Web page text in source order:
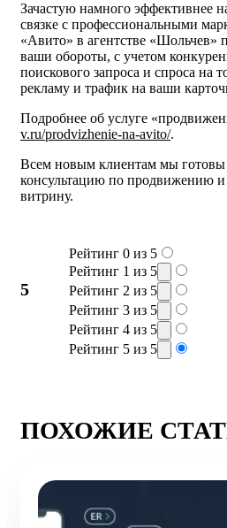
Зачастую намного эффективнее
связке с профессиональными
«Авито» в агентстве «Шольчев»
ваши обороты, с учетом
поискового запроса и спроса на
рекламу и трафик на ваши
Подробнее об услуге
v.ru/prodvizhenie-na-avito/.
Всем новым клиентам мы готовы
консультацию по продвижению
витрину.
5
Рейтинг 0 из 5
Рейтинг 1 из 5
Рейтинг 2 из 5
Рейтинг 3 из 5
Рейтинг 4 из 5
Рейтинг 5 из 5
ПОХОЖИЕ